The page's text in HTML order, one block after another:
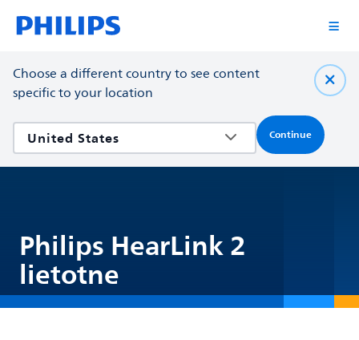
Choose a different country to see content
specific to your location
Continue
Philips HearLink 2
lietotne